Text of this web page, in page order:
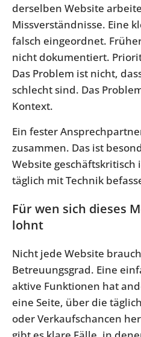
derselben Website
Missverständnisse. Eine
falsch eingeordnet.
nicht dokumentiert.
Das Problem ist nicht,
schlecht sind. Das
Kontext.
Ein fester
zusammen. Das ist
Website geschäftskritisch
täglich mit Technik
Für wen sich dieses
lohnt
Nicht jede Website
Betreuungsgrad. Eine
aktive Funktionen hat
eine Seite, über die
oder Verkaufschancen